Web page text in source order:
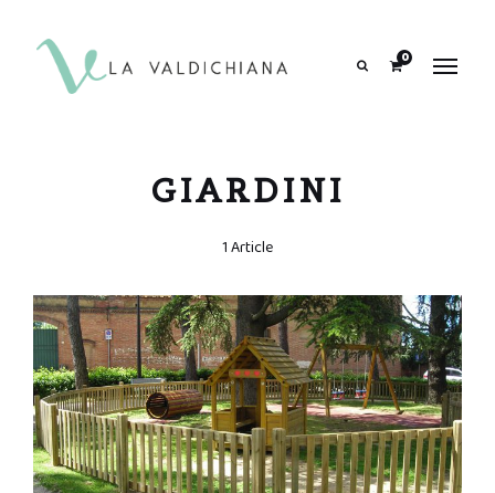
0
GIARDINI
1 Article